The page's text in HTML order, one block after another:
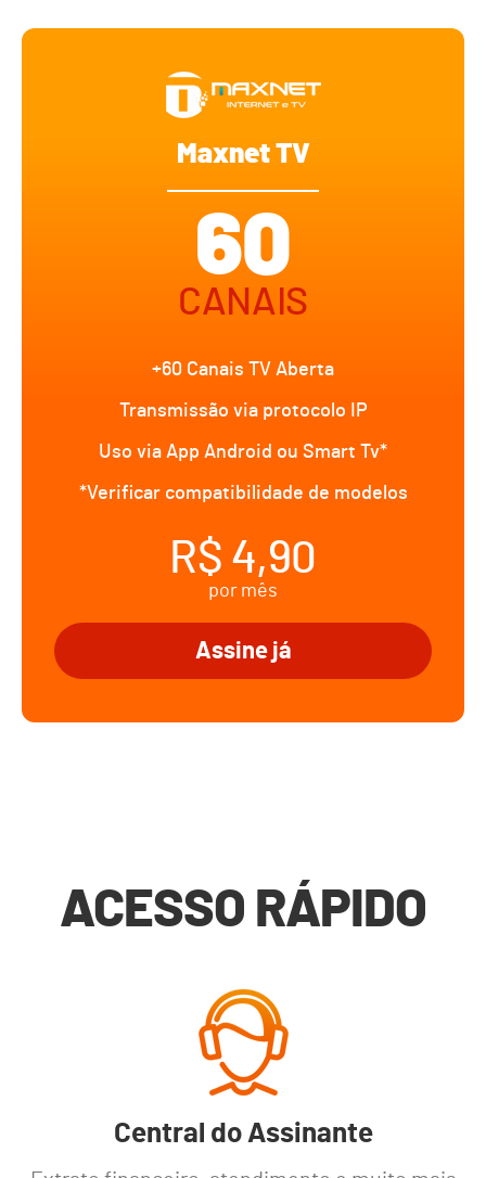
Maxnet TV
60
CANAIS
+60 Canais TV Aberta
Transmissão via protocolo IP
Uso via App Android ou Smart Tv*
*Verificar compatibilidade de modelos
R$ 4,90
por mês
Assine já
ACESSO RÁPIDO
Central do Assinante